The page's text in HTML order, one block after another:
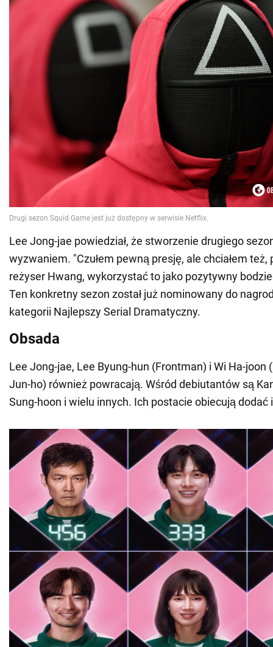
Lee Jong-jae powiedział, że stworzenie drugiego
wyzwaniem. "Czułem pewną presję, ale chciałem też,
reżyser Hwang, wykorzystać to jako pozytywny
Ten konkretny sezon został już nominowany do
kategorii Najlepszy Serial Dramatyczny.
Obsada
Lee Jong-jae, Lee Byung-hun (Frontman) i Wi Ha-joon
Jun-ho) również powracają. Wśród debiutantów są
Sung-hoon i wielu innych. Ich postacie obiecują dodać